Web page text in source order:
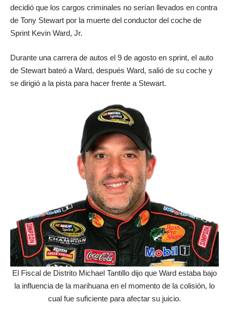
decidió que los cargos criminales no serían llevados en contra
de Tony Stewart por la muerte del conductor del coche de
Sprint Kevin Ward, Jr.
Durante una carrera de autos el 9 de agosto en sprint, el auto
de Stewart bateó a Ward, después Ward, salió de su coche y
se dirigió a la pista para hacer frente a Stewart.
El Fiscal de Distrito Michael Tantillo dijo que Ward estaba bajo
la influencia de la marihuana en el momento de la colisión, lo
cual fue suficiente para afectar su juicio.